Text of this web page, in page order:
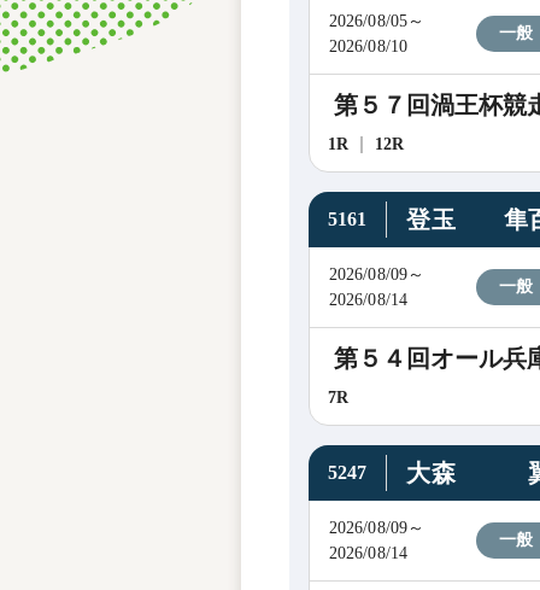
2026/08/05～
2026/08/10
一般
第５７回渦王杯競
1R 12R
5161 登玉 隼
2026/08/09～
2026/08/14
一般
第５４回オール兵
7R
5247 大森
2026/08/09～
2026/08/14
一般